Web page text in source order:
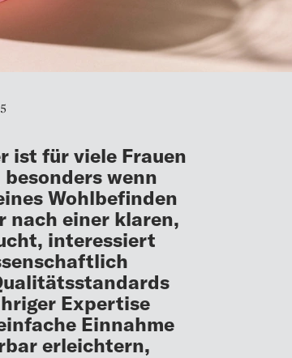
ist für viele Frauen
wenn
Wohlbefinden
nach einer klaren,
interessiert
Expertise
Einnahme
erleichtern,